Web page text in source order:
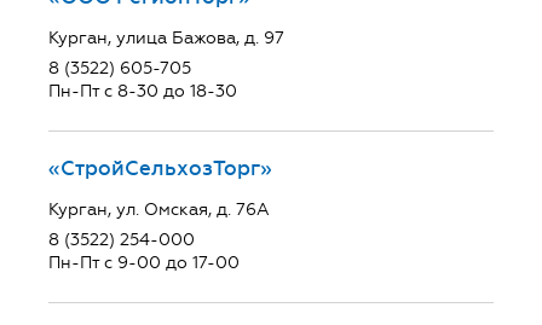
Курган, улица Бажова, д. 97
8 (3522) 605-705
Пн-Пт с 8-30 до 18-30
«СтройСельхозТорг»
Курган, ул. Омская, д. 76А
8 (3522) 254-000
Пн-Пт с 9-00 до 17-00